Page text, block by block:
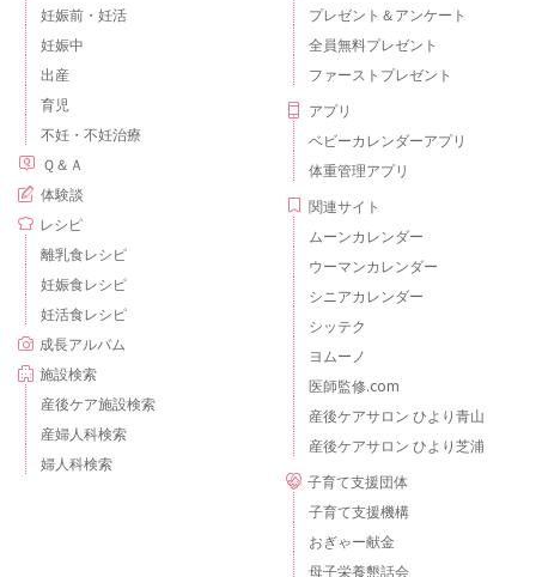
妊娠前・妊活
妊娠中
出産
育児
不妊・不妊治療
Ｑ＆Ａ
体験談
レシピ
離乳食レシピ
妊娠食レシピ
妊活食レシピ
成長アルバム
施設検索
産後ケア施設検索
産婦人科検索
婦人科検索
プレゼント＆アンケート
全員無料プレゼント
ファーストプレゼント
アプリ
ベビーカレンダーアプリ
体重管理アプリ
関連サイト
ムーンカレンダー
ウーマンカレンダー
シニアカレンダー
シッテク
ヨムーノ
医師監修.com
産後ケアサロン ひより青山
産後ケアサロン ひより芝浦
子育て支援団体
子育て支援機構
おぎゃー献金
母子栄養懇話会